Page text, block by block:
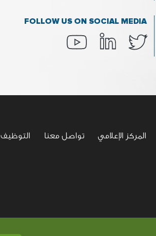
FOLLOW US ON SOCIAL MEDIA
المركز الإعلامي تواصل معنا التوظيف